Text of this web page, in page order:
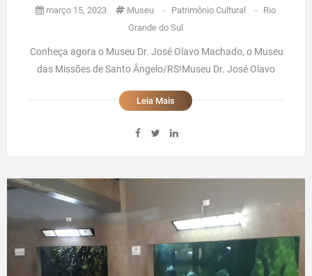
março 15, 2023 Museu - Patrimônio Cultural - Rio
Grande do Sul
Conheça agora o Museu Dr. José Olavo Machado, o Museu
das Missões de Santo Ângelo/RS!Museu Dr. José Olavo
dica excelente e imperdível que temos para quem visita a
José Olavo Mach ...
Leia Mais